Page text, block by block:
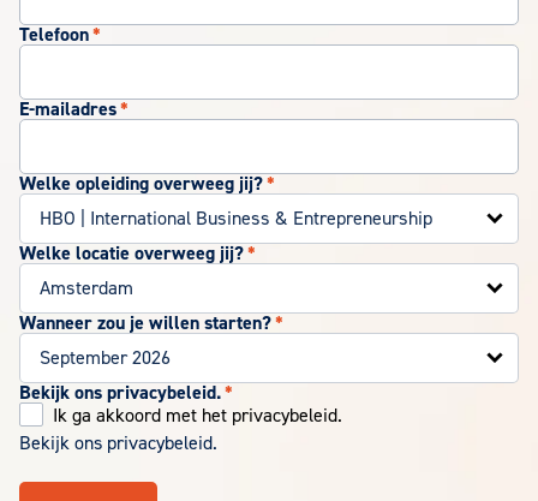
Telefoon*
E-mailadres*
Welke opleiding overweeg jij?*
Welke locatie overweeg jij?*
Wanneer zou je willen starten?*
Bekijk ons privacybeleid.*
Ik ga akkoord met het privacybeleid.
Bekijk ons privacybeleid.